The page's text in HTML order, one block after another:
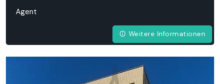
Agent
Weitere Informationen